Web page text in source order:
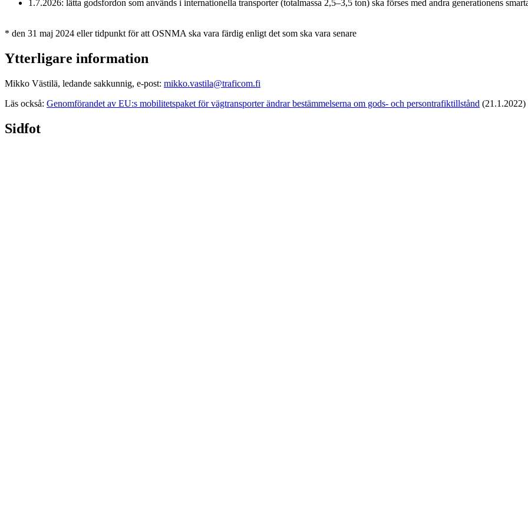
1.7.2026: lätta godsfordon som används i internationella transporter (totalmassa 2,5–3,5 ton) ska förses med andra generationens
* den 31 maj 2024 eller tidpunkt för att OSNMA ska vara färdig enligt det som ska vara senare
Ytterligare information
Mikko Västilä, ledande sakkunnig, e-post: mikko.vastila@traficom.fi
Läs också: Genomförandet av EU:s mobilitetspaket för vägtransporter ändrar bestämmelserna om gods- och persontrafiktillstånd (21.1.2022)
Sidfot